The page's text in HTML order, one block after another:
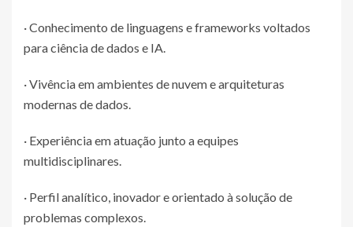
· Conhecimento de linguagens e frameworks voltados
para ciência de dados e IA.
· Vivência em ambientes de nuvem e arquiteturas
modernas de dados.
· Experiência em atuação junto a equipes
multidisciplinares.
· Perfil analítico, inovador e orientado à solução de
problemas complexos.